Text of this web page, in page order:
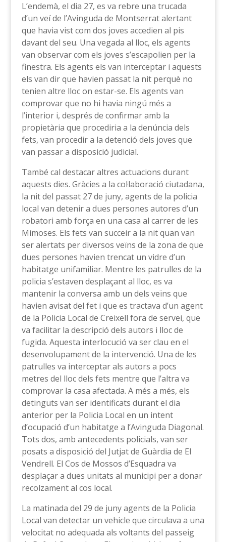
L’endemà, el dia 27, es va rebre una trucada
d’un veí de l’Avinguda de Montserrat alertant
que havia vist com dos joves accedien al pis
davant del seu. Una vegada al lloc, els agents
van observar com els joves s’escapolien per la
finestra. Els agents els van interceptar i aquests
els van dir que havien passat la nit perquè no
tenien altre lloc on estar-se. Els agents van
comprovar que no hi havia ningú més a
l’interior i, després de confirmar amb la
propietària que procediria a la denúncia dels
fets, van procedir a la detenció dels joves que
van passar a disposició judicial.
També cal destacar altres actuacions durant
aquests dies. Gràcies a la col·laboració ciutadana,
la nit del passat 27 de juny, agents de la policia
local van detenir a dues persones autores d’un
robatori amb força en una casa al carrer de les
Mimoses. Els fets van succeir a la nit quan van
ser alertats per diversos veïns de la zona de que
dues persones havien trencat un vidre d’un
habitatge unifamiliar. Mentre les patrulles de la
policia s’estaven desplaçant al lloc, es va
mantenir la conversa amb un dels veïns que
havien avisat del fet i que es tractava d’un agent
de la Policia Local de Creixell fora de servei, que
va facilitar la descripció dels autors i lloc de
fugida. Aquesta interlocució va ser clau en el
desenvolupament de la intervenció. Una de les
patrulles va interceptar als autors a pocs
metres del lloc dels fets mentre que l’altra va
comprovar la casa afectada. A més a més, els
detinguts van ser identificats durant el dia
anterior per la Policia Local en un intent
d’ocupació d’un habitatge a l’Avinguda Diagonal.
Tots dos, amb antecedents policials, van ser
posats a disposició del Jutjat de Guàrdia de El
Vendrell. El Cos de Mossos d’Esquadra va
desplaçar a dues unitats al municipi per a donar
recolzament al cos local.
La matinada del 29 de juny agents de la Policia
Local van detectar un vehicle que circulava a una
velocitat no adequada als voltants del passeig